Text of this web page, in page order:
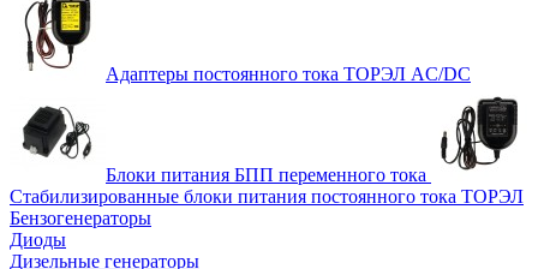
Адаптеры постоянного тока ТОРЭЛ AC/DC
Блоки питания БПП переменного тока
Стабилизированные блоки питания постоянного тока ТОРЭЛ
Бензогенераторы
Диоды
Дизельные генераторы